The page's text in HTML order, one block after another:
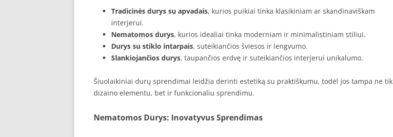
Tradicinės durys su apvadais, kurios puikiai tinka klasikiniam ar skandinaviškam
interjerui.
Nematomos durys, kurios idealiai tinka moderniam ir minimalistiniam stiliui.
Durys su stiklo intarpais, suteikiančios šviesos ir lengvumo.
Slankiojančios durys, taupančios erdvę ir suteikiančios interjerui unikalumo.
Šiuolaikiniai durų sprendimai leidžia derinti estetiką su praktiškumu, todėl jos tampa ne tik
dizaino elementu, bet ir funkcionaliu sprendimu.
Nematomos Durys: Inovatyvus Sprendimas